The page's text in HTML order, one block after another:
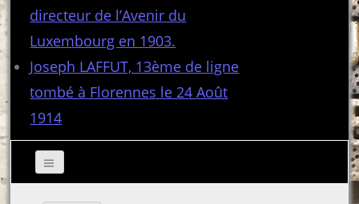
directeur de l’Avenir du
Luxembourg en 1903.
Joseph LAFFUT, 13ème de ligne
tombé à Florennes le 24 Août
1914